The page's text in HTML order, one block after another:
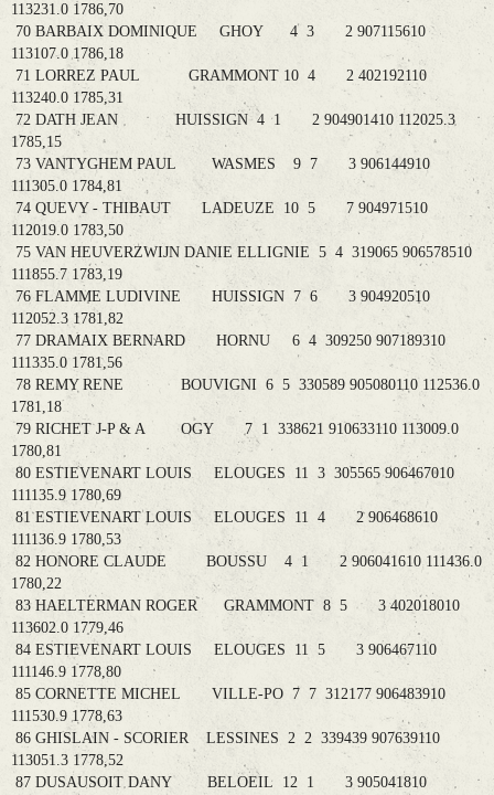
113231.0 1786,70
70 BARBAIX DOMINIQUE GHOY 4 3 2 907115610
113107.0 1786,18
71 LORREZ PAUL GRAMMONT 10 4 2 402192110
113240.0 1785,31
72 DATH JEAN HUISSIGN 4 1 2 904901410 112025.3
1785,15
73 VANTYGHEM PAUL WASMES 9 7 3 906144910
111305.0 1784,81
74 QUEVY - THIBAUT LADEUZE 10 5 7 904971510
112019.0 1783,50
75 VAN HEUVERZWIJN DANIE ELLIGNIE 5 4 319065 906578510
111855.7 1783,19
76 FLAMME LUDIVINE HUISSIGN 7 6 3 904920510
112052.3 1781,82
77 DRAMAIX BERNARD HORNU 6 4 309250 907189310
111335.0 1781,56
78 REMY RENE BOUVIGNI 6 5 330589 905080110 112536.0
1781,18
79 RICHET J-P & A OGY 7 1 338621 910633110 113009.0
1780,81
80 ESTIEVENART LOUIS ELOUGES 11 3 305565 906467010
111135.9 1780,69
81 ESTIEVENART LOUIS ELOUGES 11 4 2 906468610
111136.9 1780,53
82 HONORE CLAUDE BOUSSU 4 1 2 906041610 111436.0
1780,22
83 HAELTERMAN ROGER GRAMMONT 8 5 3 402018010
113602.0 1779,46
84 ESTIEVENART LOUIS ELOUGES 11 5 3 906467110
111146.9 1778,80
85 CORNETTE MICHEL VILLE-PO 7 7 312177 906483910
111530.9 1778,63
86 GHISLAIN - SCORIER LESSINES 2 2 339439 907639110
113051.3 1778,52
87 DUSAUSOIT DANY BELOEIL 12 1 3 905041810